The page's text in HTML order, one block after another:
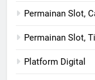
Permainan Slot,
Permainan Slot,
Platform Digital